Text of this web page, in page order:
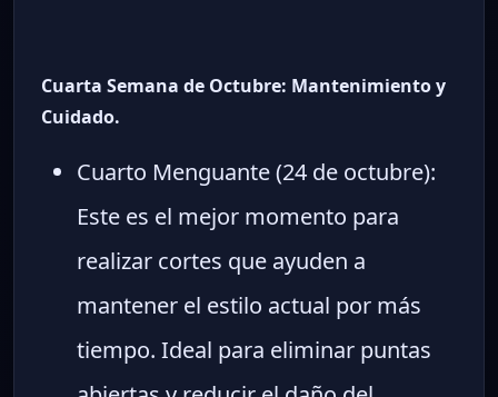
Cuarta Semana de Octubre: Mantenimiento y
Cuidado.
Cuarto Menguante (24 de octubre):
Este es el mejor momento para
realizar cortes que ayuden a
mantener el estilo actual por más
tiempo. Ideal para eliminar puntas